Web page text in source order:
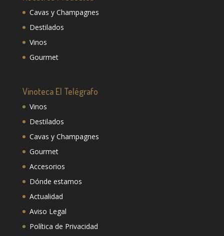
Cavas y Champagnes
Destilados
Vinos
Gourmet
Vinoteca El Telégrafo
Vinos
Destilados
Cavas y Champagnes
Gourmet
Accesorios
Dónde estamos
Actualidad
Aviso Legal
Política de Privacidad